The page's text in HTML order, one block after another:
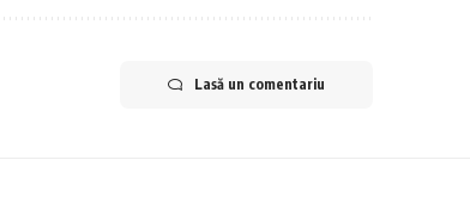
Lasă un comentariu